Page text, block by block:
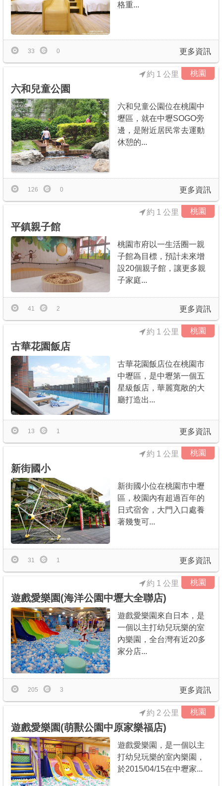
格重...
更多資訊
33 0
桃園
六和兒童公園
約 1 公里
六和兒童公園位在桃園中
壢區，就在中壢SOGO旁
邊，是附近居民常去運動
休憩的...
更多資訊
126 0
桃園
平鎮親子館
約 1 公里
桃園市府以一生活圈一親
子館為目標，預計未來增
設20個親子館，讓更多親
子家庭...
更多資訊
41 2
桃園
古華花園飯店
約 1 公里
古華花園飯店位在桃園市
中壢區，是中壢第一個五
星級飯店，華麗寬敞的大
廳打造出...
更多資訊
13 1
桃園
新街國小
約 1 公里
新街國小位在桃園市中壢
區，校園內有超過百年的
日式宿舍，大門入口處養
著幾隻可...
更多資訊
31 1
桃園
遊戲愛樂園(海洋公園中壢大全聯店)
約 1 公里
遊戲愛樂園來自日本，是
一個以主打幼兒玩樂的室
內樂園，全台灣有近20多
家分店...
更多資訊
205 3
桃園
遊戲愛樂園(萌獸公園中原家樂福店)
約 2 公里
遊戲愛樂園，是一個以主
打幼兒玩樂的室內樂園，
於2015/04/15在中壢家...